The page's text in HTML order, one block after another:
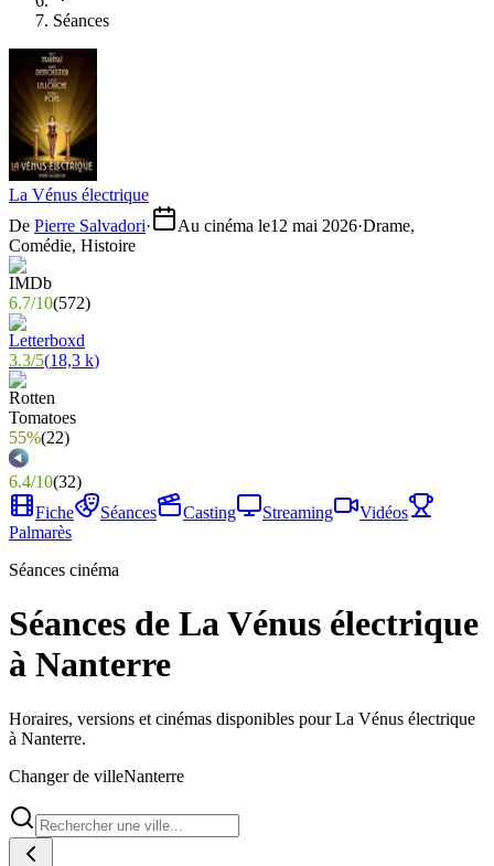
Séances
La Vénus électrique
De Pierre Salvadori· Au cinéma le12 mai 2026·Drame,
Comédie, Histoire
6.7/10(572)
3.3/5(18,3 k)
55%(22)
6.4/10(32)
Fiche
Séances Casting Streaming
Vidéos
Palmarès
Séances cinéma
Séances de La Vénus électrique
à Nanterre
Horaires, versions et cinémas disponibles pour La Vénus électrique
à Nanterre.
Changer de villeNanterre